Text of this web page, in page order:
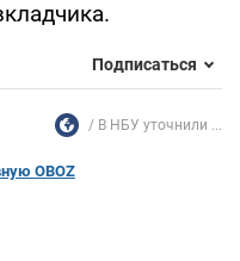
Подписаться
В НБУ уточнили ...
OBOZ